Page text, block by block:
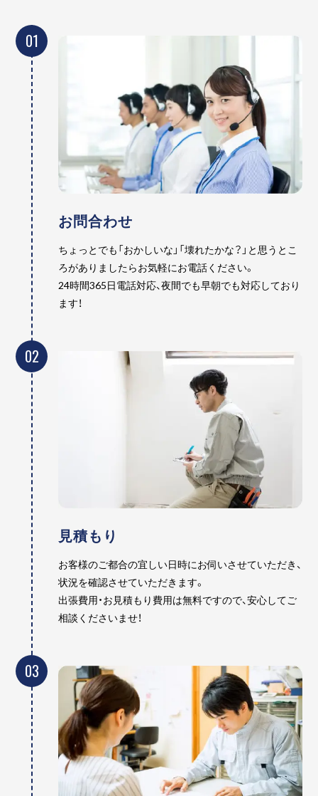
01
お問合わせ
ちょっとでも「おかしいな」「壊れたかな？」と思うとこ
ろがありましたらお気軽にお電話ください。
24時間365日電話対応、夜間でも早朝でも対応しており
ます！
02
見積もり
お客様のご都合の宜しい日時にお伺いさせていただき、
状況を確認させていただきます。
出張費用・お見積もり費用は無料ですので、安心してご
相談くださいませ！
03